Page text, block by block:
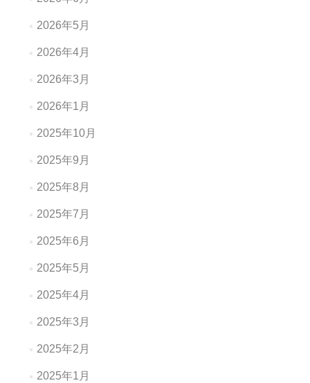
2026年5月
2026年4月
2026年3月
2026年1月
2025年10月
2025年9月
2025年8月
2025年7月
2025年6月
2025年5月
2025年4月
2025年3月
2025年2月
2025年1月